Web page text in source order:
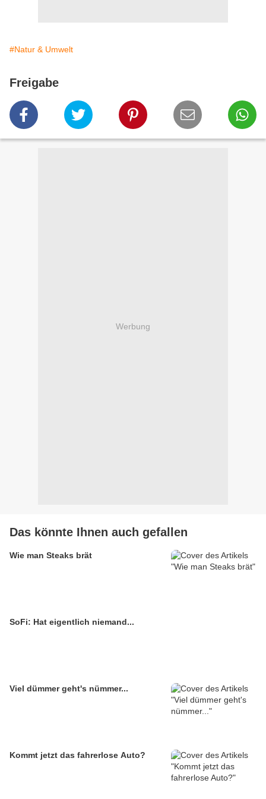
#Natur & Umwelt
Freigabe
Werbung
Das könnte Ihnen auch gefallen
Wie man Steaks brät
SoFi: Hat eigentlich niemand...
Viel dümmer geht's nümmer...
Kommt jetzt das fahrerlose Auto?